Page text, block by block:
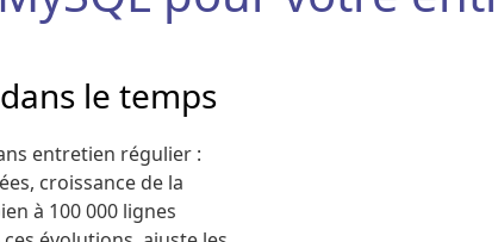
le temps
entretien régulier :
croissance de la
à 100 000 lignes